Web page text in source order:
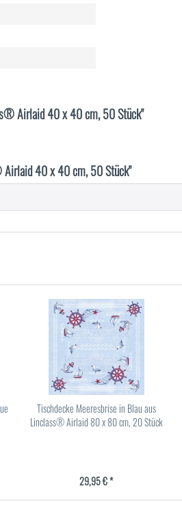
Airlaid 40 x 40 cm, 50 Stück"
Airlaid 40 x 40 cm, 50 Stück"
Tischdecke Meeresbrise in Blau aus
Linclass® Airlaid 80 x 80 cm, 20 Stück
29,95 € *